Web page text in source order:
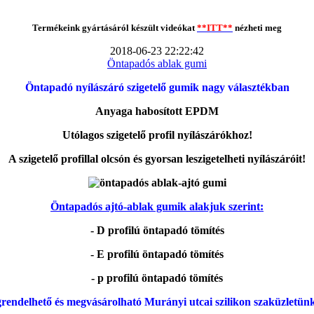
Termékeink gyártásáról készült videókat**ITT** nézheti meg
2018-06-23 22:22:42
Öntapadós ablak gumi
Öntapadó nyílászáró szigetelő gumik nagy választékban
Anyaga habosított EPDM
Utólagos szigetelő profil nyílászárókhoz!
A szigetelő profillal olcsón és gyorsan leszigetelheti nyílászáróit!
Öntapadós ajtó-ablak gumik alakjuk szerint:
- D profilú öntapadó tömítés
- E profilú öntapadó tömítés
- p profilú öntapadó tömítés
és megvásárolható Murányi utcai szilikon